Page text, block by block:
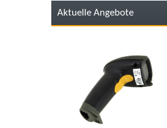
Aktuelle Angebote